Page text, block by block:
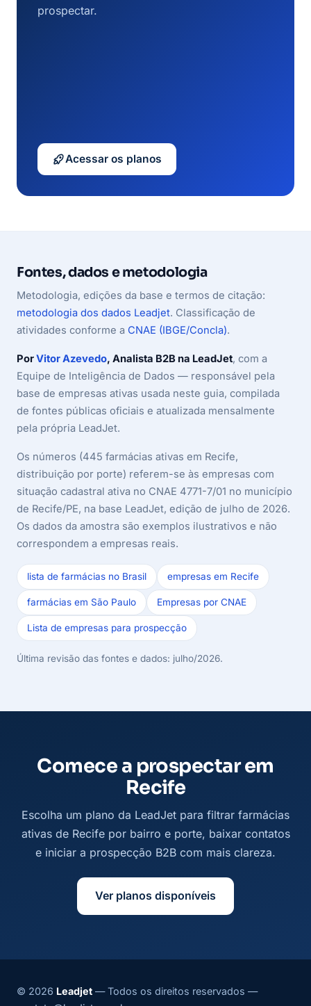
prospectar.
Acessar os planos
Fontes, dados e metodologia
Metodologia, edições da base e termos de citação:
metodologia dos dados Leadjet. Classificação de
atividades conforme a CNAE (IBGE/Concla).
PorVitor Azevedo, Analista B2B na LeadJet, com a
Equipe de Inteligência de Dados — responsável pela
base de empresas ativas usada neste guia, compilada
de fontes públicas oficiais e atualizada mensalmente
pela própria LeadJet.
Os números (445 farmácias ativas em Recife,
distribuição por porte) referem-se às empresas com
situação cadastral ativa no CNAE 4771-7/01 no município
de Recife/PE, na base LeadJet, edição de julho de 2026.
Os dados da amostra são exemplos ilustrativos e não
correspondem a empresas reais.
lista de farmácias no Brasil empresas em Recife
farmácias em São Paulo Empresas por CNAE
Lista de empresas para prospecção
Última revisão das fontes e dados: julho/2026.
Comece a prospectar em
Recife
Escolha um plano da LeadJet para filtrar farmácias
ativas de Recife por bairro e porte, baixar contatos
e iniciar a prospecção B2B com mais clareza.
Ver planos disponíveis
© 2026 Leadjet — Todos os direitos reservados —